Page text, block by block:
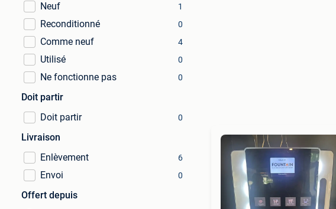
Neuf
1
Reconditionné 0
Comme neuf 4
Utilisé 0
Ne fonctionne pas 0
Doit partir
Doit partir
0
Livraison
Enlèvement
6
Envoi 0
Offert depuis